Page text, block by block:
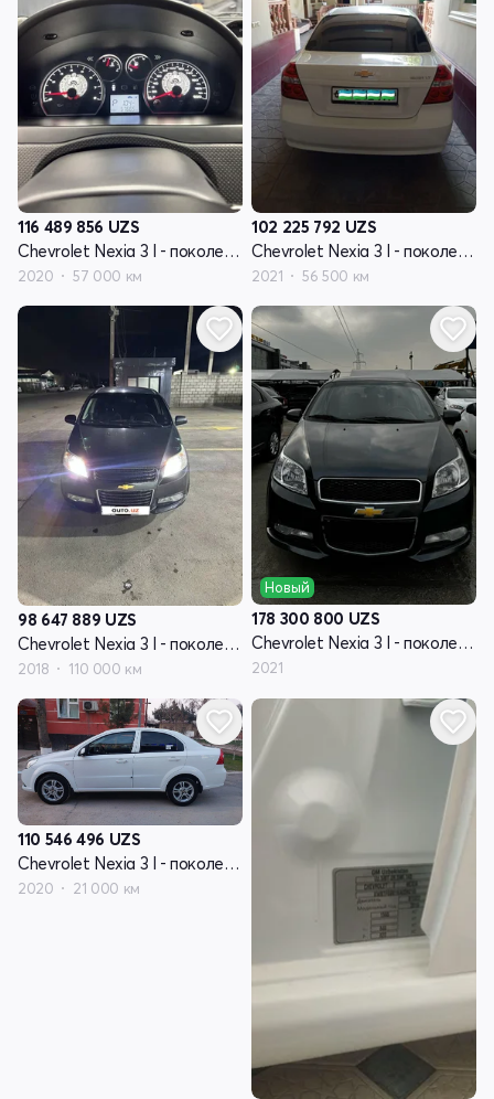
116 489 856 UZS
Chevrolet Nexia 3 I - поколение
2020 57 000 км
102 225 792 UZS
Chevrolet Nexia 3 I - поколение
2021 56 500 км
98 647 889 UZS
Chevrolet Nexia 3 I - поколение
2018 110 000 км
Новый
178 300 800 UZS
Chevrolet Nexia 3 I - поколение
2021
110 546 496 UZS
Chevrolet Nexia 3 I - поколение
2020 21 000 км